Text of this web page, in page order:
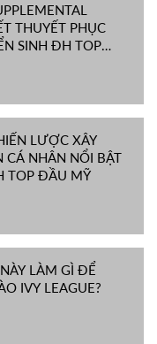
THUYẾT PHỤC
SINH ĐH TOP
LƯỢC XÂY
CÁ NHÂN NỔI BẬT
TOP ĐẦU MỸ
LÀM GÌ ĐỂ
IVY LEAGUE?